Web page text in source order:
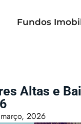
Fundos
Altas e
2026